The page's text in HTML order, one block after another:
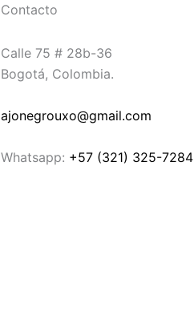
Contacto
Calle 75 # 28b-36
Bogotá, Colombia.
ajonegrouxo@gmail.com
Whatsapp: +57 (321) 325-7284